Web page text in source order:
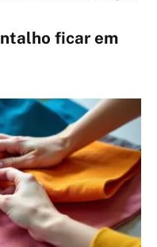
ficar em